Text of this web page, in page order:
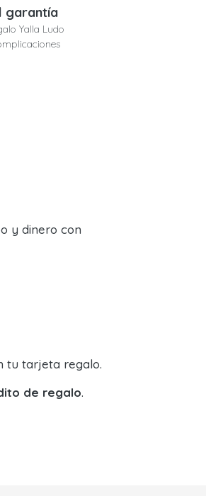
garantía
Yalla Ludo
y dinero con
tu tarjeta regalo.
de regalo.